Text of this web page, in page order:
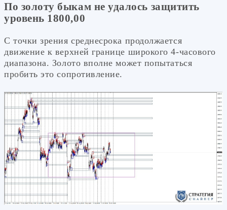
По золоту быкам не удалось защитить
уровень 1800,00
С точки зрения среднесрока продолжается
движение к верхней границе широкого 4-часового
диапазона. Золото вполне может попытаться
пробить это сопротивление.